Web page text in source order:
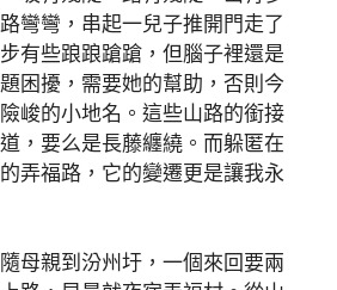
彎彎，串起一兒子推開門走了
有些踉踉蹌蹌，但腦子裡還是
困擾，需要她的幫助，否則今
峻的小地名。這些山路的銜接
，要么是長藤纏繞。而躲匿在
弄福路，它的變遷更是讓我永
母親到汾州圩，一個來回要兩